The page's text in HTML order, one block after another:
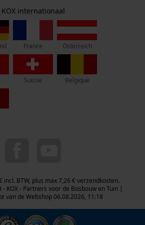
2
KOX internationaal
France Österreich
Suisse Belgique
BTW, plus max 7,26 € verzendkosten.
KOX - Partners voor de Bosbouw en Tuin |
van de Webshop 06.08.2026, 11:18
Microsoft Advertising Universal
Event Tracking
Survicate